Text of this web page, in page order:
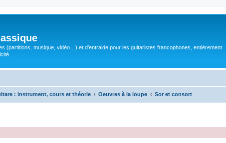
(partitions, musique, vidéo…) et d'entraide pour les guitaristes francophones, entièrement
: instrument, cours et théorie Oeuvres à la loupe Sor et consort